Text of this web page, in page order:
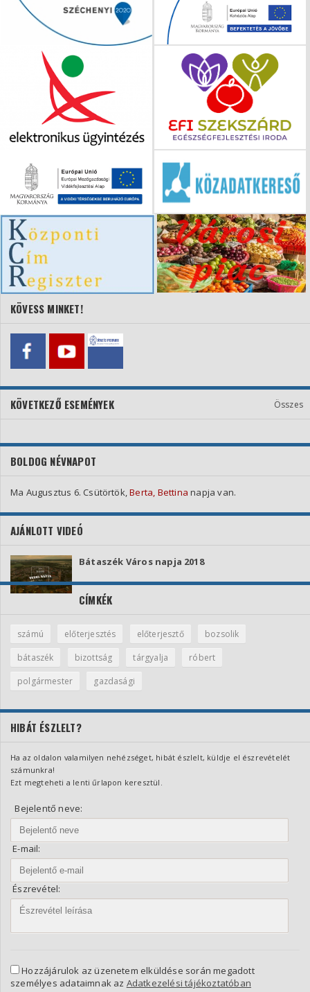
KÖVESS MINKET!
KÖVETKEZŐ ESEMÉNYEK Összes
BOLDOG NÉVNAPOT
Ma Augusztus 6. Csütörtök,Berta, Bettina napja van.
AJÁNLOTT VIDEÓ
Bátaszék Város napja 2018
CÍMKÉK
számú előterjesztés előterjesztő
bozsolik
bátaszék
bizottság tárgyalja
róbert
polgármester
gazdasági
HIBÁT ÉSZLELT?
Ha az oldalon valamilyen nehézséget, hibát észlelt, küldje el észrevételét
számunkra!
Ezt megteheti a lenti űrlapon keresztül.
Bejelentő neve:
E-mail:
Észrevétel:
Hozzájárulok az üzenetem elküldése során megadott
személyes adataimnak az Adatkezelési tájékoztatóban